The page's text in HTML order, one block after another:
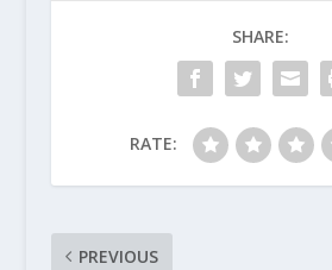
SHARE:
RATE:
PREVIOUS